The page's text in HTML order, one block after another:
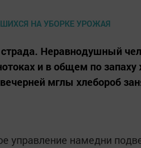
Неравнодушный
и в общем по
мглы хлебороб
управление намедни